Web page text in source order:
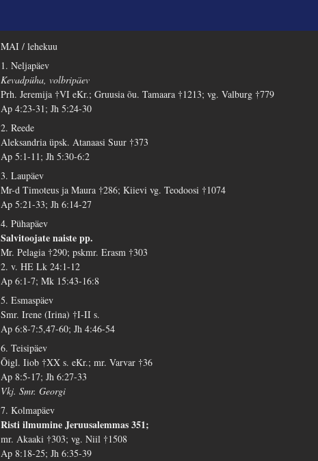
MAI / lehekuu
1. Neljapäev
Kevadpüha, volbripäev
Prh. Jeremija †VI eKr.; Gruusia õu. Tamaara †1213; vg. Valburg †779
Ap 4:23-31; Jh 5:24-30
2. Reede
Aleksandria üpsk. Atanaasi Suur †373
Ap 5:1-11; Jh 5:30-6:2
3. Laupäev
Mr-d Timoteus ja Maura †286; Kiievi vg. Teodoosi †1074
Ap 5:21-33; Jh 6:14-27
4. Pühapäev
Salvitoojate naiste pp.
Mr. Pelagia †290; pskmr. Erasm †303
2. v. HE Lk 24:1-12
Ap 6:1-7; Mk 15:43-16:8
5. Esmaspäev
Smr. Irene (Irina) †I-II s.
Ap 6:8-7:5,47-60; Jh 4:46-54
6. Teisipäev
Õigl. Iiob †XX s. eKr.; mr. Varvar †36
Ap 8:5-17; Jh 6:27-33
Vkj. Smr. Georgi
7. Kolmapäev
Risti ilmumine Jeruusalemmas 351;
mr. Akaaki †303; vg. Niil †1508
Ap 8:18-25; Jh 6:35-39